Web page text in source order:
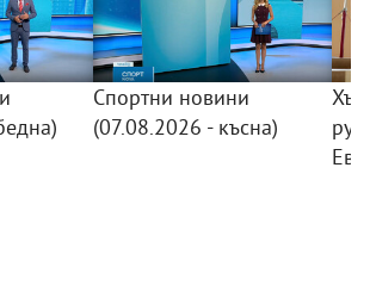
Спортни новини
(07.08.2026 - късна)